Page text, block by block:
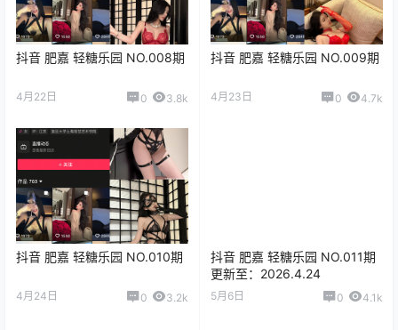
抖音 肥嘉 轻糖乐园 NO.008期
4月22日 0 3.8k
抖音 肥嘉 轻糖乐园 NO.009期
4月23日 0 4.7k
抖音 肥嘉 轻糖乐园 NO.010期
4月24日 0 3.2k
抖音 肥嘉 轻糖乐园 NO.011期
更新至：2026.4.24
5月6日 0 4.1k